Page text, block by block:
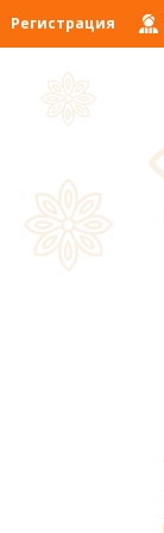
Регистрация